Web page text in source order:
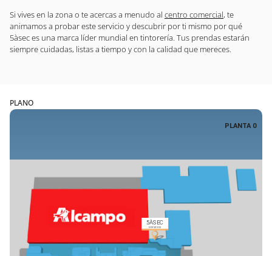
Si vives en la zona o te acercas a menudo al centro comercial, te
animamos a probar este servicio y descubrir por ti mismo por qué
5àsec es una marca líder mundial en tintorería. Tus prendas estarán
siempre cuidadas, listas a tiempo y con la calidad que mereces.
PLANO